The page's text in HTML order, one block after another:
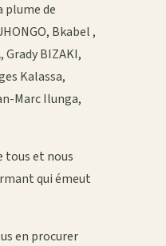
plume de
Bkabel ,
Grady BIZAKI,
Kalassa,
Marc Ilunga,
tous et nous
qui émeut
en procurer